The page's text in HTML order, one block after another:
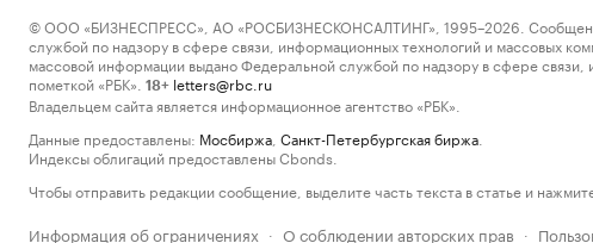
© ООО «БИЗНЕСПРЕСС», АО «РОСБИЗНЕСКОНСАЛТИНГ», 1995–2026. Сообщения и
службой по надзору в сфере связи, информационных технологий и массовых
массовой информации выдано Федеральной службой по надзору в сфере
пометкой «РБК».
18+ letters@rbc.ru
Владельцем сайта является информационное агентство «РБК».
Данные предоставлены: Мосбиржа Санкт-Петербургская биржа
Индексы облигаций предоставлены Cbonds.
Чтобы отправить редакции сообщение, выделите часть текста в статье и
Информация об ограничениях · О соблюдении авторских прав ·